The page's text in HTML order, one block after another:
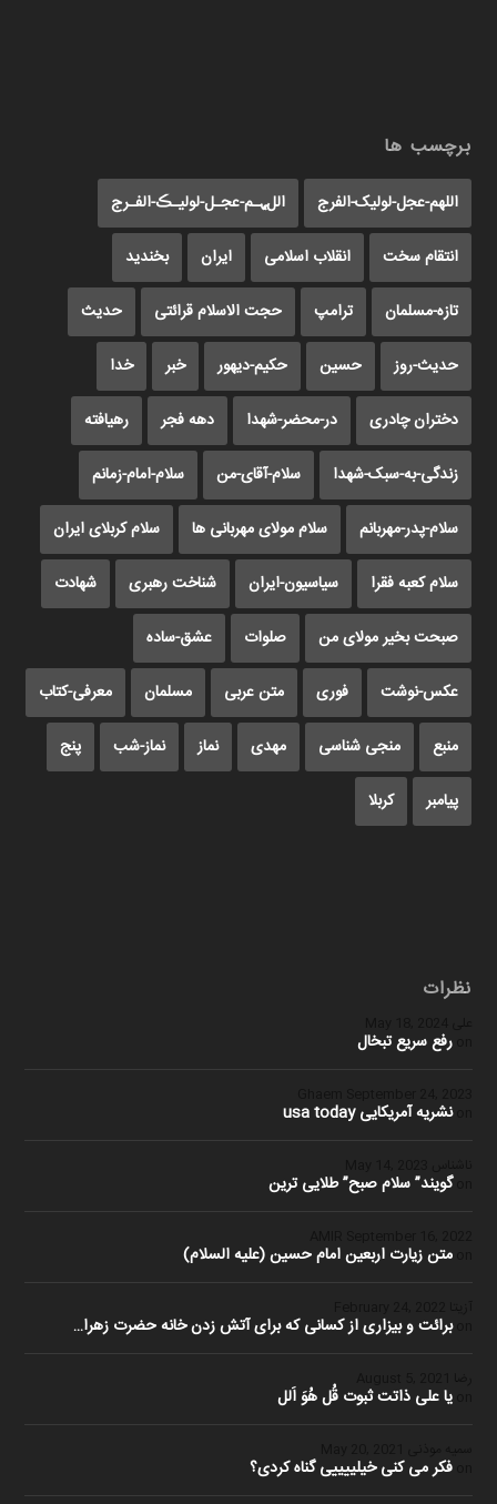
برچسب ها
اللهم-عجل-لولیک-الفرج اللﮩـم-عجـل-لولیـڪ-الفـرج
انتقام سخت انقلاب اسلامی ایران بخندید
تازه-مسلمان ترامپ حجت الاسلام قرائتی حدیث
حدیث-روز حسین حکیم-دیهور خبر خدا
دختران چادری در-محضر-شهدا دهه فجر رهیافته
زندگی-به-سبک-شهدا سلام-آقای-من سلام-امام-زمانم
سلام-پدر-مهربانم سلام مولای مهربانی ها سلام کربلای ایران
سلام کعبه فقرا سیاسیون-ایران شناخت رهبری شهادت
صبحت بخیر مولای من صلوات عشق-ساده
عکس-نوشت فوری متن عربی مسلمان معرفی-کتاب
منبع منجی شناسی مهدی نماز نماز-شب پنج
پیامبر کربلا
نظرات
علی
رفع سریع تبخال
نشریه آمریکایی usa today
گویند” سلام صبح” طلایی ترین
متن زیارت اربعین امام حسین (علیه السلام)
برائت و بیزاری از کسانی که برای آتش زدن خانه حضرت زهرا…
رضا
یا علی ذاتت ثبوت قُل هُوَ اَلل
سمیه موذنی
فکر می کنی خیلییییی گناه کردی؟